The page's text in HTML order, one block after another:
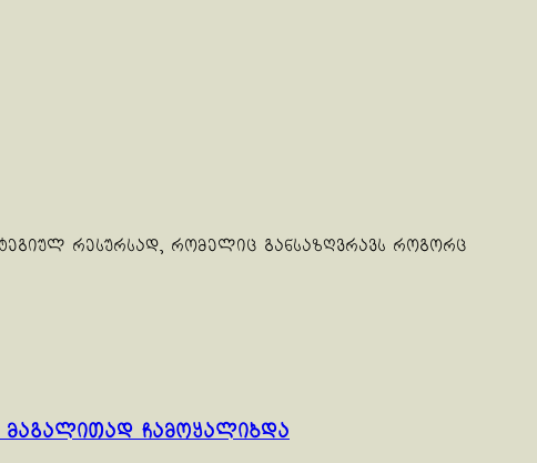
რესურსად, რომელიც განსაზღვრავს როგორც
მაგალითად ჩამოყალიბდა